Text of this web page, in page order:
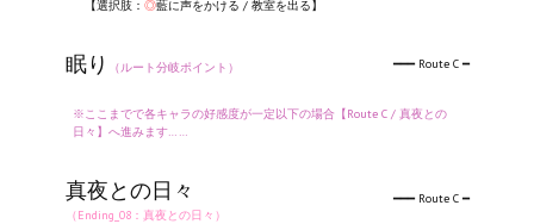
【選択肢： ◎藍に声をかける / 教室を出る】
眠り （ルート分岐ポイント） ━━━ Route C ━
※ここまでで各キャラの好感度が一定以下の場合【Route C / 真夜との
日々】へ進みます……
真夜との日々
（Ending_08：真夜との日々）
━━━ Route C ━